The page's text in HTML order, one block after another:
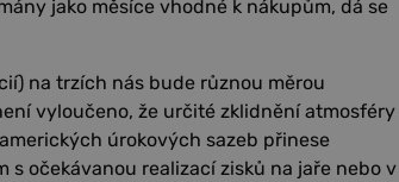
jako měsíce vhodné k nákupům, dá se
na trzích nás bude různou měrou
vyloučeno, že určité zklidnění atmosféry
úrokových sazeb přinese
očekávanou realizací zisků na jaře nebo v